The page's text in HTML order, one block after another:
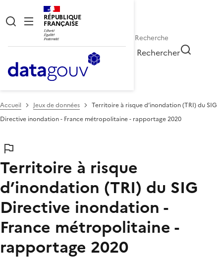
RÉPUBLIQUE
FRANÇAISE
Rechercher
Accueil Jeux de données
Territoire à risque d’inondation (TRI) du SIG
Directive inondation - France métropolitaine - rapportage 2020
Territoire à risque
d’inondation (TRI) du SIG
Directive inondation -
France métropolitaine -
rapportage 2020